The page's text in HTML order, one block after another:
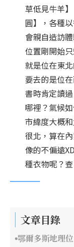
草低見牛羊
圓】，各種
會親自造訪
位置剛開始
就是位在東
要去的是位
書時肯定讀
哪裡？氣候
市緯度大概
很北，算在
像的不偏遠
種衣物呢？查
文章目錄
鄂爾多斯地理